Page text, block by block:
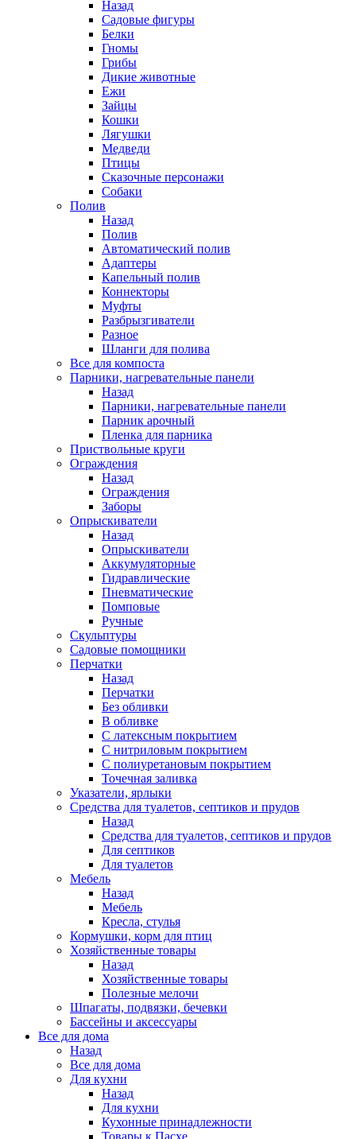
Назад
Садовые фигуры
Белки
Гномы
Грибы
Дикие животные
Ежи
Зайцы
Кошки
Лягушки
Медведи
Птицы
Сказочные персонажи
Собаки
Полив
Назад
Полив
Автоматический полив
Адаптеры
Капельный полив
Коннекторы
Муфты
Разбрызгиватели
Разное
Шланги для полива
Все для компоста
Парники, нагревательные панели
Назад
Парники, нагревательные панели
Парник арочный
Пленка для парника
Приствольные круги
Ограждения
Назад
Ограждения
Заборы
Опрыскиватели
Назад
Опрыскиватели
Аккумуляторные
Гидравлические
Пневматические
Помповые
Ручные
Скульптуры
Садовые помощники
Перчатки
Назад
Перчатки
Без обливки
В обливке
С латексным покрытием
С нитриловым покрытием
С полиуретановым покрытием
Точечная заливка
Указатели, ярлыки
Средства для туалетов, септиков и прудов
Назад
Средства для туалетов, септиков и прудов
Для септиков
Для туалетов
Мебель
Назад
Мебель
Кресла, стулья
Кормушки, корм для птиц
Хозяйственные товары
Назад
Хозяйственные товары
Полезные мелочи
Шпагаты, подвязки, бечевки
Бассейны и аксессуары
Все для дома
Назад
Все для дома
Для кухни
Назад
Для кухни
Кухонные принадлежности
Товары к Пасхе